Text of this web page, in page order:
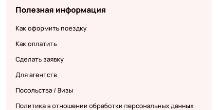
Полезная информация
Как оформить поездку
Как оплатить
Сделать заявку
Для агентств
Посольства / Визы
Политика в отношении обработки персональных данных